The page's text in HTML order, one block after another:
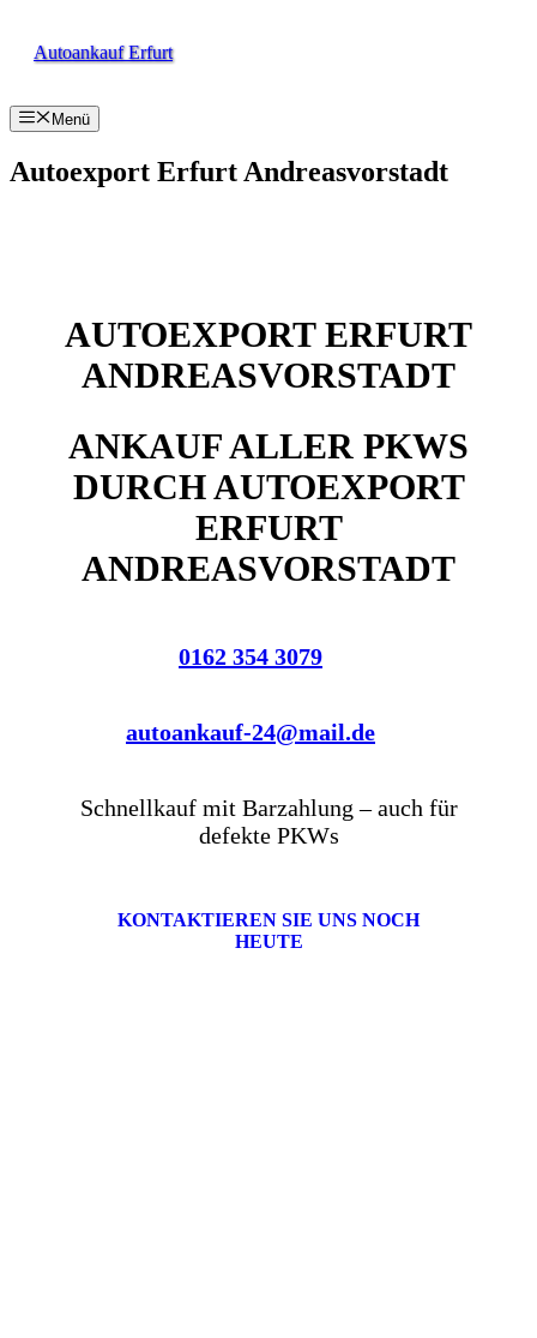
InhaltAutoankauf Erfurt
Menü
Autoexport Erfurt Andreasvorstadt
AUTOEXPORT ERFURT
ANDREASVORSTADT
ANKAUF ALLER PKWS
DURCH AUTOEXPORT
ERFURT
ANDREASVORSTADT
0162 354 3079
autoankauf-24@mail.de
Schnellkauf mit Barzahlung – auch für
defekte PKWs
KONTAKTIEREN SIE UNS NOCH
HEUTE